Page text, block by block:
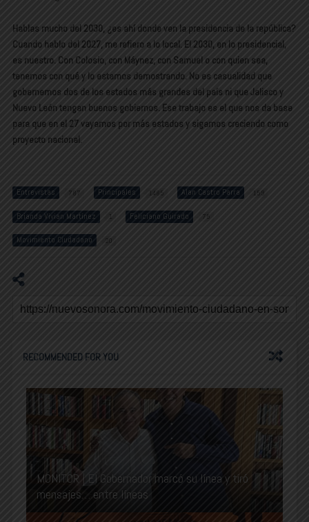
Hablas mucho del 2030, ¿es ahí donde ven la presidencia de la república?
Cuando hablo del 2027, me refiero a lo local. El 2030, en lo presidencial,
es nuestro. Con Colosio, con Máynez, con Samuel o con quien sea,
tenemos con qué y lo estamos demostrando. No es casualidad que
gobernemos dos de los estados más grandes del país ni que Jalisco y
Nuevo León tengan buenos gobiernos. Ese trabajo es el que nos da base
para que en el 27 vayamos por más estados y sigamos creciendo como
proyecto nacional.
Entrevistas 787 Principales 1485 Alan Castro Parra 159
Brianda Vivian Martínez 1 Feliciano Guirado 75
Movimiento Ciudadano 20
RECOMMENDED FOR YOU
MONITOR | El Gobernador marcó su línea y tiró
mensajes… entre líneas